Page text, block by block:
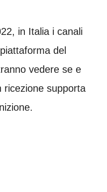
in Italia i canali
del
vedere se e
ricezione supporta